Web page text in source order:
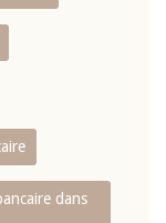
dans